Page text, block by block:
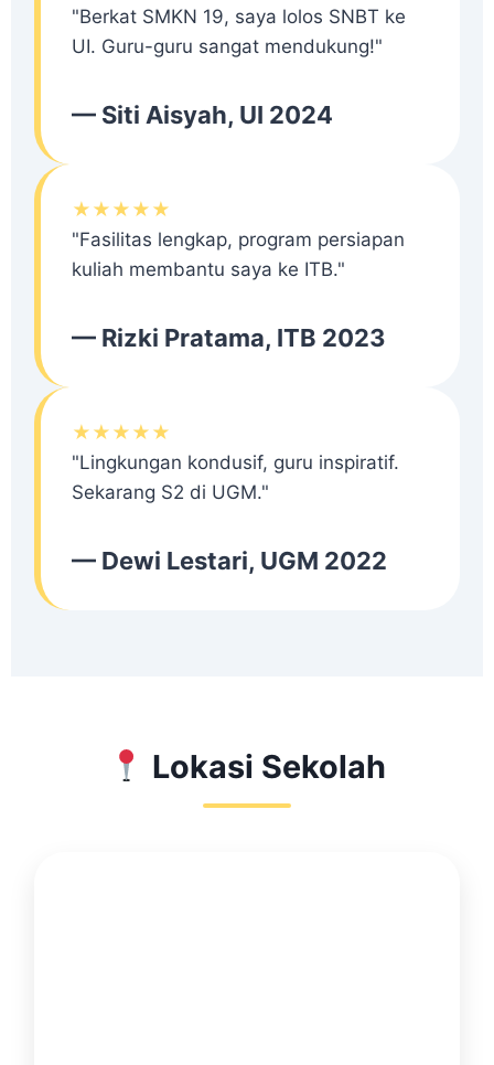
"Berkat SMKN 19, saya lolos SNBT ke
UI. Guru-guru sangat mendukung!"
— Siti Aisyah, UI 2024
★★★★★
"Fasilitas lengkap, program persiapan
kuliah membantu saya ke ITB."
— Rizki Pratama, ITB 2023
★★★★★
"Lingkungan kondusif, guru inspiratif.
Sekarang S2 di UGM."
— Dewi Lestari, UGM 2022
Lokasi Sekolah